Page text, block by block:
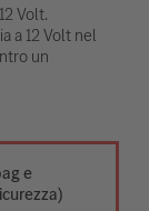
Volt.
a 12 Volt nel
un
e